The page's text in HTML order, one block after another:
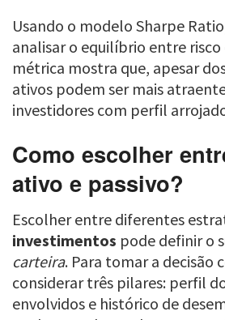
Usando o modelo Sharpe
analisar o equilíbrio entre risco
métrica mostra que, apesar
ativos podem ser mais
investidores com perfil
Como escolher
ativo e passivo?
Escolher entre diferentes
investimentos pode definir o
carteira. Para tomar a decisão
considerar três pilares: perfil
envolvidos e histórico de